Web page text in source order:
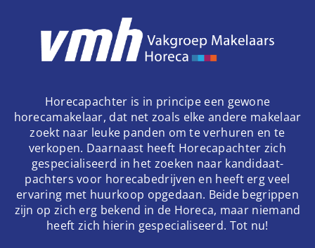
Horecapachter is in principe een gewone
horecamakelaar, dat net zoals elke andere makelaar
zoekt naar leuke panden om te verhuren en te
verkopen. Daarnaast heeft Horecapachter zich
gespecialiseerd in het zoeken naar kandidaat-
pachters voor horecabedrijven en heeft erg veel
ervaring met huurkoop opgedaan. Beide begrippen
zijn op zich erg bekend in de Horeca, maar niemand
heeft zich hierin gespecialiseerd. Tot nu!